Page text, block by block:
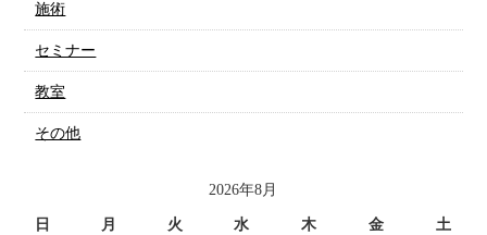
施術
セミナー
教室
その他
2026年8月
日 月 火 水 木 金 土